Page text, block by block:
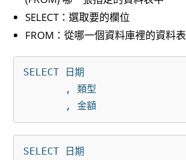
SELECT：選取要的欄位
FROM：從哪一個資料庫裡的資料表
SELECT 日期
SELECT 日期